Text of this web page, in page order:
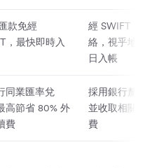
款免經
，最快即時入
經 SWIFT 或
絡，視乎地區
日入帳
同業匯率兌
高節省 80% 外
費
採用銀行釐定
並收取相關換
費